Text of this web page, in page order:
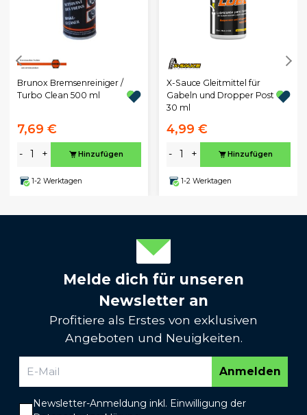
Brunox Bremsenreiniger /
Turbo Clean 500 ml
7,69 €
- + Hinzufügen
1-2 Werktagen
X-Sauce Gleitmittel für
Gabeln und Dropper Post
30 ml
4,99 €
- + Hinzufügen
1-2 Werktagen
Melde dich für unseren
Newsletter an
Profitiere als Erstes von exklusiven
Angeboten und Neuigkeiten.
Anmelden
Newsletter-Anmeldung inkl. Einwilligung der